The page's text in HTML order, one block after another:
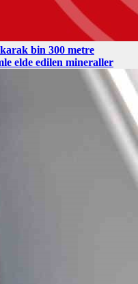
bin 300 metre
elde edilen mineraller